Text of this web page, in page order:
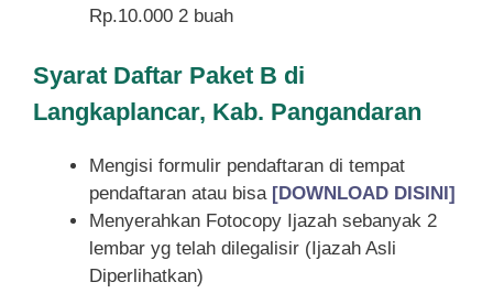
Rp.10.000 2 buah
Syarat Daftar Paket B di
Langkaplancar, Kab. Pangandaran
Mengisi formulir pendaftaran di tempat
pendaftaran atau bisa [DOWNLOAD DISINI]
Menyerahkan Fotocopy Ijazah sebanyak 2
lembar yg telah dilegalisir (Ijazah Asli
Diperlihatkan)